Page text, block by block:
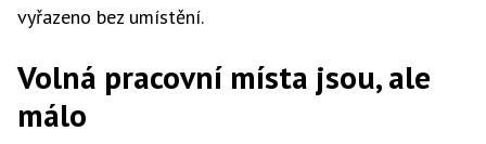
vyřazeno bez umístění.
Volná pracovní místa jsou, ale
málo